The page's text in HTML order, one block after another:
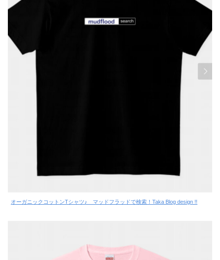
オーガニックコットンTシャツ♪ マッドフラッドで検索！Taka Blog design !!